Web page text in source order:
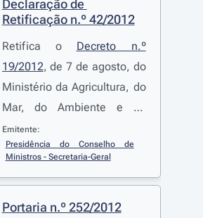
Declaração de
Retificação n.º 42/2012
Retifica o Decreto n.º
19/2012, de 7 de agosto, do
Ministério da Agricultura, do
Mar, do Ambiente e do
Ordenamento do Território,
que exclui do regime
de terreno baldio integrada
no perímetro florestal
Emitente:
Presidência do Conselho de
Ministros - Secretaria-Geral
Portaria n.º 252/2012